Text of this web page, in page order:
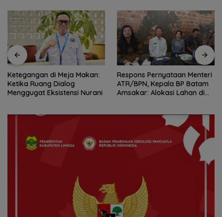
Ketegangan di Meja Makan:
Ketika Ruang Dialog
Menggugat Eksistensi Nurani
Respons Pernyataan Menteri
ATR/BPN, Kepala BP Batam
Amsakar: Alokasi Lahan di